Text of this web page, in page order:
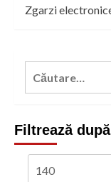
Zgarzi
Caută
Filtrează
Preț